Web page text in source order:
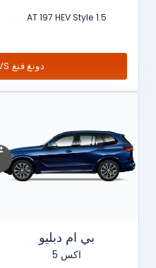
1.5 AT 197 HEV Style
دونغ فنغ VS لينك آند كو
بي ام دبليو
اكس 5